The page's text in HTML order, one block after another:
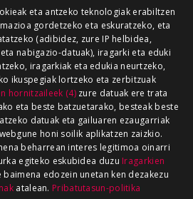
eta antzeko teknologiak erabiltzen
gordetzeko eta eskuratzeko, eta
(adibidez, zure IP helbidea,
nabigazio-datuak), iragarki eta eduki
iragarkiak eta edukia neurtzeko,
ikuspegiak lortzeko eta zerbitzuak
hornitzaileek (4)zure datuak ere trata
eta beste batzuetarako, besteak beste
datuak eta gailuaren ezaugarriak
honi soilik aplikatzen zaizkio.
beharrean interes legitimoa oinarri
egiteko eskubidea duzu Iragarkien
edozein unetan ken dezakezu
atalean. Pribatutasun-politika